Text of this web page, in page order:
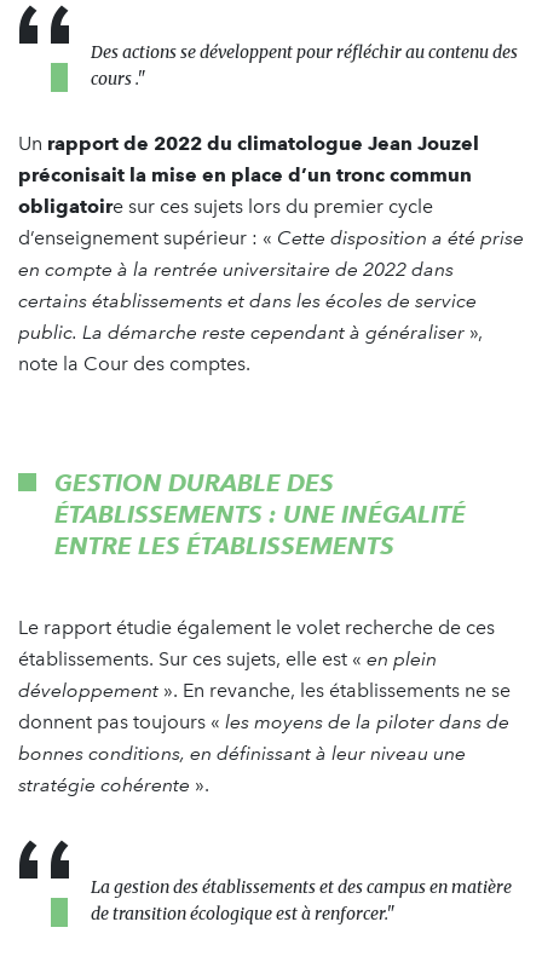
Des actions se développent pour réfléchir au contenu des
cours."
Un rapport de 2022 du climatologue Jean Jouzel
préconisait la mise en place d’un tronc commun
obligatoire sur ces sujets lors du premier cycle
d’enseignement supérieur : « Cette disposition a été prise
en compte à la rentrée universitaire de 2022 dans
certains établissements et dans les écoles de service
public. La démarche reste cependant à généraliser »,
note la Cour des comptes.
GESTION DURABLE DES
ÉTABLISSEMENTS : UNE INÉGALITÉ
ENTRE LES ÉTABLISSEMENTS
Le rapport étudie également le volet recherche de ces
établissements. Sur ces sujets, elle est « en plein
développement ». En revanche, les établissements ne se
donnent pas toujours « les moyens de la piloter dans de
bonnes conditions, en définissant à leur niveau une
stratégie cohérente ».
La gestion des établissements et des campusen matière
de transition écologique est à renforcer."